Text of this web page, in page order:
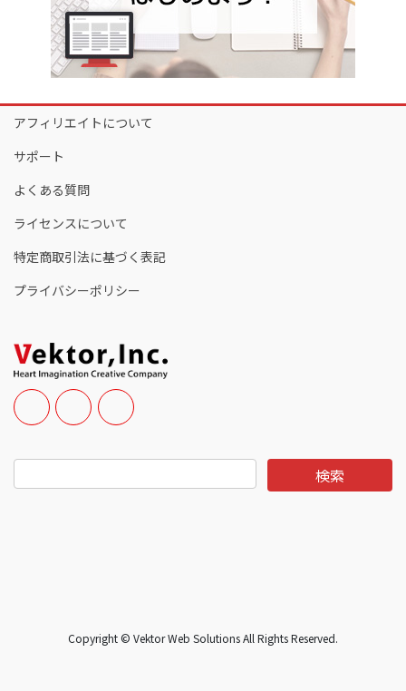
アフィリエイトについて
サポート
よくある質問
ライセンスについて
特定商取引法に基づく表記
プライバシーポリシー
Copyright © Vektor Web Solutions All Rights Reserved.